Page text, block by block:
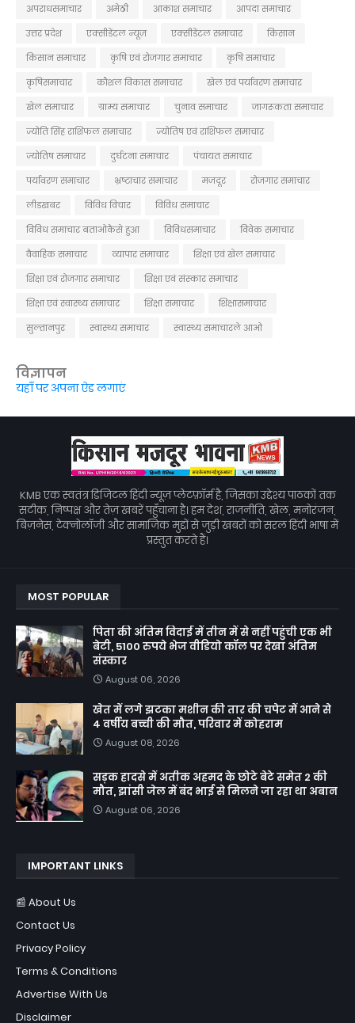
अपराधसमाचार
अमेठी आकाश समाचार
आपदा समाचार
उत्तर प्रदेश
एक्सीडेंटल न्यूज़ एक्सीडेंटल समाचार
किसान
किसान समाचार
कृषि एवं रोजगार समाचार
कृषि समाचार
कृषिसमाचार
कौशल विकास समाचार
खेल एवं पर्यावरण समाचार
खेल समाचार
ग्राम्य समाचार चुनाव समाचार
जागरूकता समाचार
ज्योति सिंह राशिफल समाचार
ज्योतिष एवं राशिफल समाचार
ज्योतिष समाचार
दुर्घटना समाचार
पंचायत समाचार
पर्यावरण समाचार
भ्रष्टाचार समाचार मजदूर
रोजगार समाचार
लीडखबर
विविध विचार
विविध समाचार
विविध समाचार बताओकैसे हुआ
विविधसमाचार
विवेक समाचार
वैवाहिक समाचार
व्यापार समाचार
शिक्षा एवं खेल समाचार
शिक्षा एवं रोजगार समाचार
शिक्षा एवं संस्कार समाचार
शिक्षा एवं स्वास्थ्य समाचार
शिक्षा समाचार
शिक्षासमाचार
सुल्तानपुर
स्वास्थ्य समाचार स्वास्थ्य समाचारले आओ
विज्ञापन
यहाँ पर अपना ऐड लगाएं
KMB एक स्वतंत्र डिजिटल हिंदी न्यूज़ प्लेटफ़ॉर्म है, जिसका उद्देश्य पाठकों तक
सटीक, निष्पक्ष और तेज़ खबरें पहुँचाना है। हम देश, राजनीति, खेल, मनोरंजन,
बिज़नेस, टेक्नोलॉजी और सामाजिक मुद्दों से जुड़ी खबरों को सरल हिंदी भाषा में
प्रस्तुत करते हैं।
MOST POPULAR
पिता की अंतिम विदाई में तीन में से नहीं पहुंची एक भी
बेटी, 5100 रुपये भेज वीडियो कॉल पर देखा अंतिम
संस्कार
August 06, 2026
खेत में लगे झटका मशीन की तार की चपेट में आने से
4 वर्षीय बच्ची की मौत, परिवार में कोहराम
August 08, 2026
सड़क हादसे में अतीक अहमद के छोटे बेटे समेत 2 की
मौत, झांसी जेल में बंद भाई से मिलने जा रहा था अबान
August 06, 2026
IMPORTANT LINKS
📰 About Us
Contact Us
Privacy Policy
Terms & Conditions
Advertise With Us
Disclaimer